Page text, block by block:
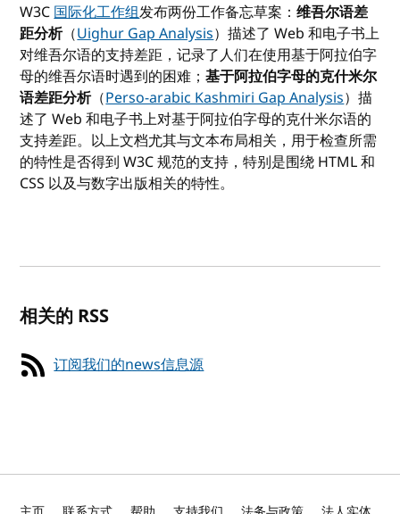
W3C国际化工作组发布两份工作备忘草案：维吾尔语差
距分析（Uighur Gap Analysis）描述了 Web 和电子书上
对维吾尔语的支持差距，记录了人们在使用基于阿拉伯字
母的维吾尔语时遇到的困难；基于阿拉伯字母的克什米尔
语差距分析（Perso-arabic Kashmiri Gap Analysis）描
述了 Web 和电子书上对基于阿拉伯字母的克什米尔语的
支持差距。以上文档尤其与文本布局相关，用于检查所需
的特性是否得到 W3C 规范的支持，特别是围绕 HTML 和
CSS 以及与数字出版相关的特性。
相关的 RSS
订阅我们的news信息源